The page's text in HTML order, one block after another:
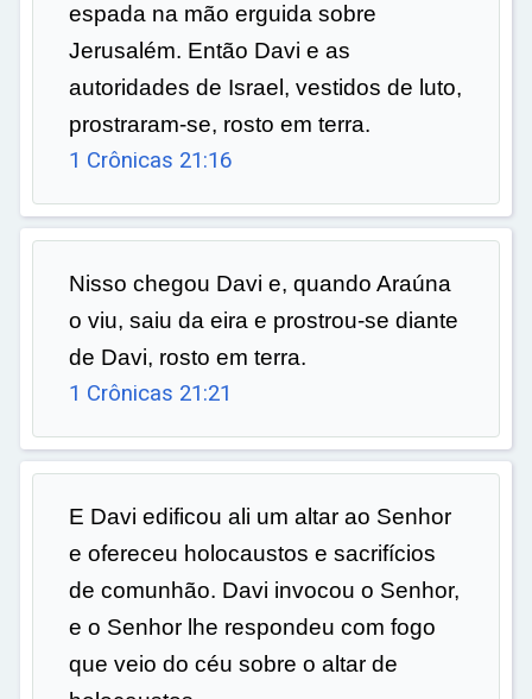
espada na mão erguida sobre
Jerusalém. Então Davi e as
autoridades de Israel, vestidos de luto,
prostraram-se, rosto em terra.
1 Crônicas 21:16
Nisso chegou Davi e, quando Araúna
o viu, saiu da eira e prostrou-se diante
de Davi, rosto em terra.
1 Crônicas 21:21
E Davi edificou ali um altar ao Senhor
e ofereceu holocaustos e sacrifícios
de comunhão. Davi invocou o Senhor,
e o Senhor lhe respondeu com fogo
que veio do céu sobre o altar de